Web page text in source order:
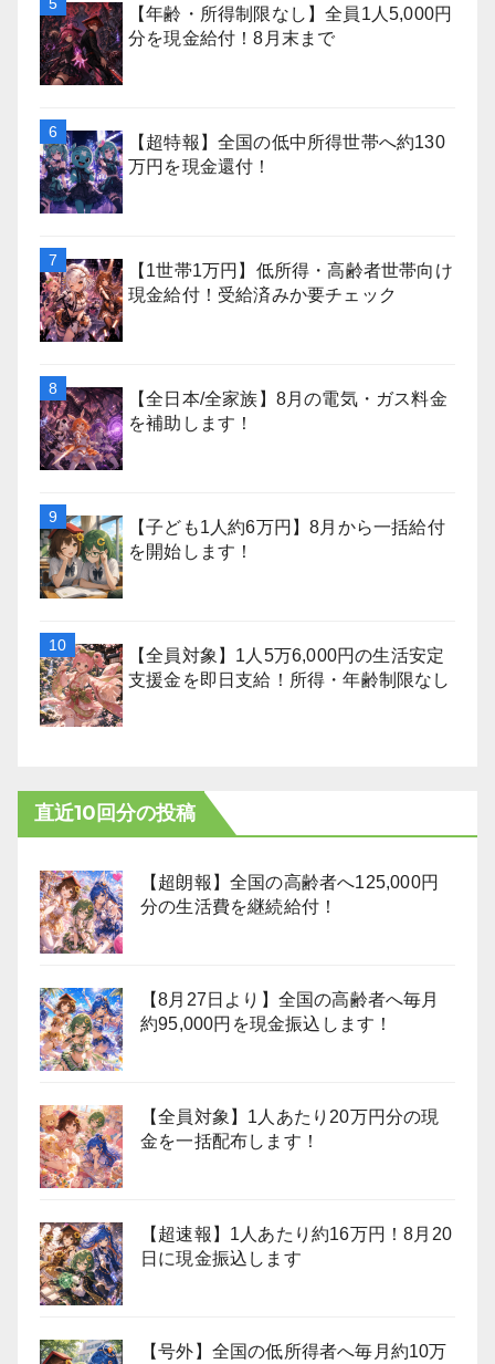
【年齢・所得制限なし】全員1人5,000円
分を現金給付！8月末まで
【超特報】全国の低中所得世帯へ約130
万円を現金還付！
【1世帯1万円】低所得・高齢者世帯向け
現金給付！受給済みか要チェック
【全日本/全家族】8月の電気・ガス料金
を補助します！
【子ども1人約6万円】8月から一括給付
を開始します！
【全員対象】1人5万6,000円の生活安定
支援金を即日支給！所得・年齢制限なし
直近10回分の投稿
【超朗報】全国の高齢者へ125,000円
分の生活費を継続給付！
【8月27日より】全国の高齢者へ毎月
約95,000円を現金振込します！
【全員対象】1人あたり20万円分の現
金を一括配布します！
【超速報】1人あたり約16万円！8月20
日に現金振込します
【号外】全国の低所得者へ毎月約10万